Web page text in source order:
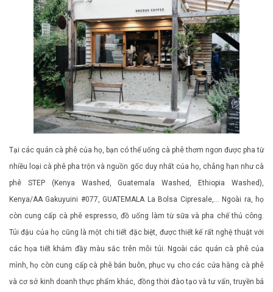
Tại các quán cà phê của họ, bạn có thể uống cà phê thơm ngon được pha từ
nhiều loại cà phê pha trộn và nguồn gốc duy nhất của họ, chẳng hạn như cà
phê STEP (Kenya Washed, Guatemala Washed, Ethiopia Washed),
Kenya/AA Gakuyuini #077, GUATEMALA La Bolsa Cipresale,… Ngoài ra, họ
còn cung cấp cà phê espresso, đồ uống làm từ sữa và pha chế thủ công.
Túi đậu của họ cũng là một chi tiết đặc biệt, được thiết kế rất nghệ thuật với
các họa tiết khảm đầy màu sắc trên mỗi túi. Ngoài các quán cà phê của
mình, họ còn cung cấp cà phê bán buôn, phục vụ cho các cửa hàng cà phê
và cơ sở kinh doanh thực phẩm khác, đồng thời đào tạo và tư vấn, truyền bá